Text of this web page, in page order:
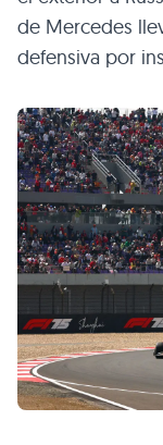
de Mercedes
defensiva por